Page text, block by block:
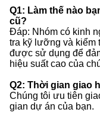
Q1: Làm thế nào
cũ?
Đáp: Nhóm có kinh
tra kỹ lưỡng và kiểm
được sử dụng để
hiệu suất cao của
Q2: Thời gian giao
Chúng tôi ưu tiên
gian dự án của bạn.